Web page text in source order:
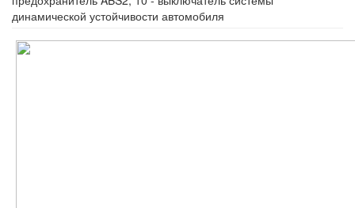
динамической устойчивости автомобиля